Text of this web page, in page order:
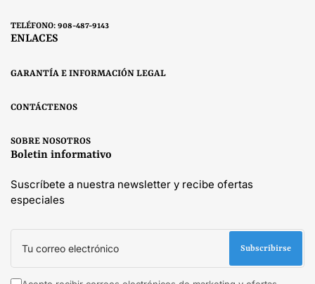
TELÉFONO: 908-487-9143
ENLACES
GARANTÍA E INFORMACIÓN LEGAL
CONTÁCTENOS
SOBRE NOSOTROS
Boletin informativo
Suscríbete a nuestra newsletter y recibe ofertas
especiales
Tu
correo
Subscribirse